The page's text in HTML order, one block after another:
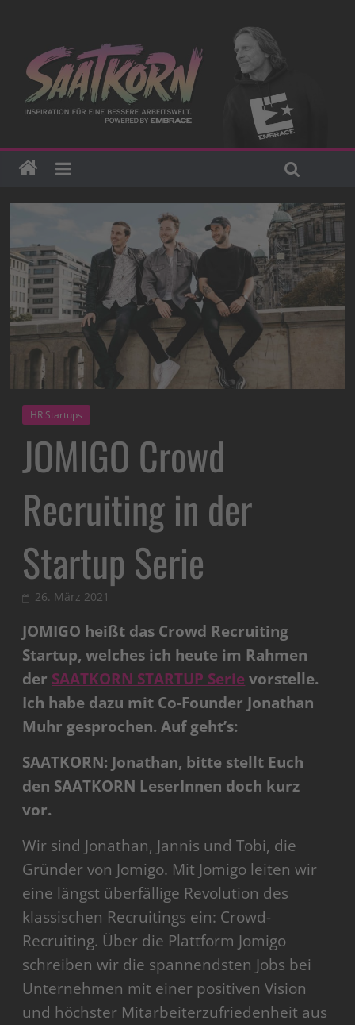
HR Startups
JOMIGO Crowd
Recruiting in der
Startup Serie
26. März 2021
JOMIGO heißt das Crowd Recruiting
Startup, welches ich heute im Rahmen
der SAATKORN STARTUP Serievorstelle.
Ich habe dazu mit Co-Founder Jonathan
Muhr gesprochen. Auf geht’s:
SAATKORN: Jonathan, bitte stellt Euch
den SAATKORN LeserInnen doch kurz
vor.
Wir sind Jonathan, Jannis und Tobi, die
Gründer von Jomigo. Mit Jomigo leiten wir
eine längst überfällige Revolution des
klassischen Recruitings ein: Crowd-
Recruiting. Über die Plattform Jomigo
schreiben wir die spannendsten Jobs bei
Unternehmen mit einer positiven Vision
und höchster Mitarbeiterzufriedenheit aus